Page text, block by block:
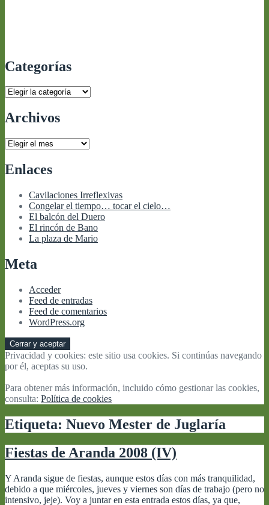
Categorías
Categorías
Archivos
Archivos
Enlaces
Cavilaciones Irreflexivas
Congelar el tiempo… tocar el cielo…
El balcón del Duero
El rincón de Bano
La plaza de Mario
Meta
Acceder
Feed de entradas
Feed de comentarios
WordPress.org
Privacidad y cookies: este sitio usa cookies. Si continúas navegando
por él, aceptas su uso.
Para obtener más información, incluido cómo gestionar las cookies,
consulta: Política de cookies
Etiqueta: Nuevo Mester de Juglaría
Fiestas de Aranda 2008 (IV)
Y Aranda sigue de fiestas, aunque estos días con más tranquilidad,
debido a que miércoles, jueves y viernes son días de trabajo (pero no
intensivo, jeje). Voy a juntar en esta entrada estos días, ya que,